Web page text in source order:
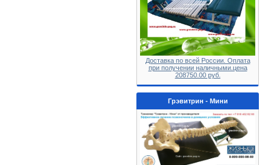
Доставка по всей России. Оплата
при получении наличными.цена
208750.00 руб.
Грэвитрин - Мини